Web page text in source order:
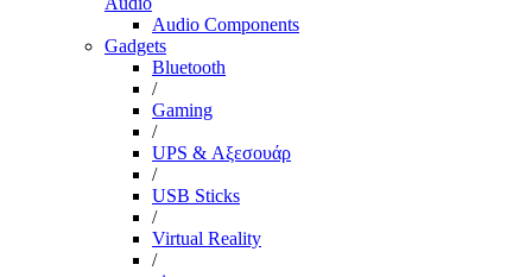
Audio Components
Gadgets
Bluetooth
/
Gaming
/
UPS & Αξεσουάρ
/
USB Sticks
/
Virtual Reality
/